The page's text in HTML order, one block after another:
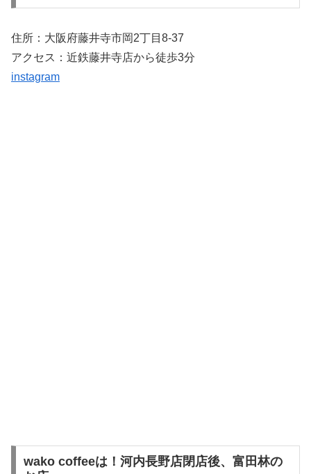
住所：大阪府藤井寺市岡2丁目8-37
アクセス：近鉄藤井寺店から徒歩3分
instagram
wako coffeeは！河内長野店閉店後、富田林の